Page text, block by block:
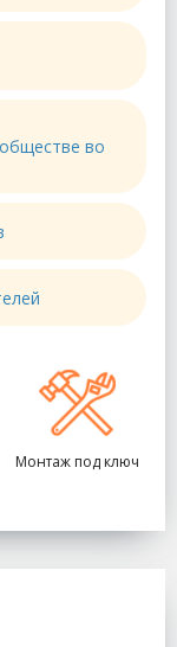
во
Монтаж под ключ